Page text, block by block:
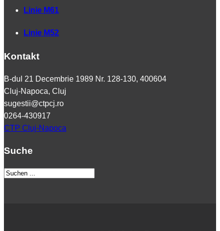
Linie M61
Linie M52
Kontakt
B-dul 21 Decembrie 1989 Nr. 128-130, 400604
Cluj-Napoca, Cluj
sugestii@ctpcj.ro
0264-430917
CTP Cluj-Napoca
Suche